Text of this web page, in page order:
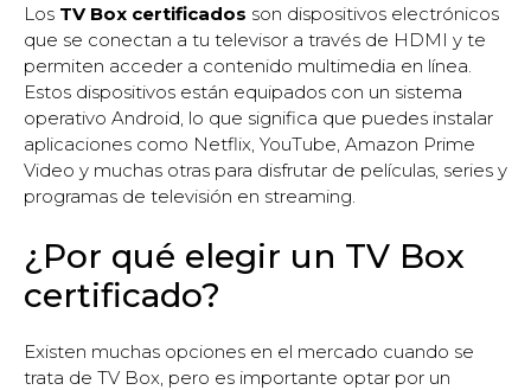
Los TV Box certificados son dispositivos electrónicos
que se conectan a tu televisor a través de HDMI y te
permiten acceder a contenido multimedia en línea.
Estos dispositivos están equipados con un sistema
operativo Android, lo que significa que puedes instalar
aplicaciones como Netflix, YouTube, Amazon Prime
Video y muchas otras para disfrutar de películas, series y
programas de televisión en streaming.
¿Por qué elegir un TV Box
certificado?
Existen muchas opciones en el mercado cuando se
trata de TV Box, pero es importante optar por un